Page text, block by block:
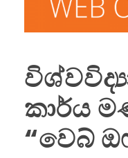
කාර්ය
“වෙබ්